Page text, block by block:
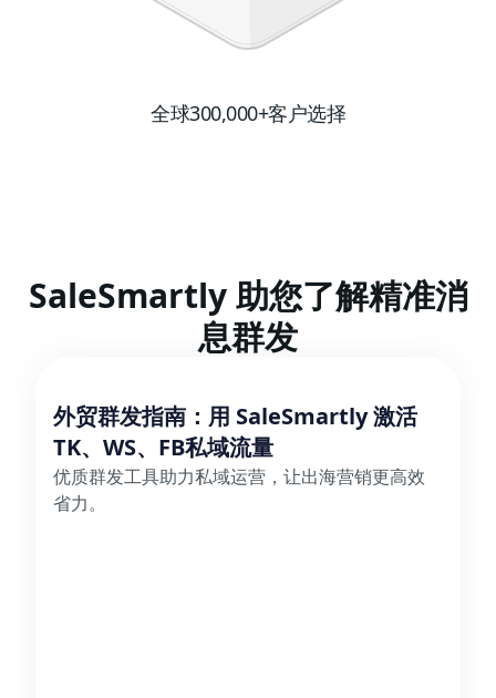
全球300,000+客户选择
SaleSmartly 助您了解精准消
息群发
外贸群发指南：用 SaleSmartly 激活
TK、WS、FB私域流量
优质群发工具助力私域运营，让出海营销更高效
省力。